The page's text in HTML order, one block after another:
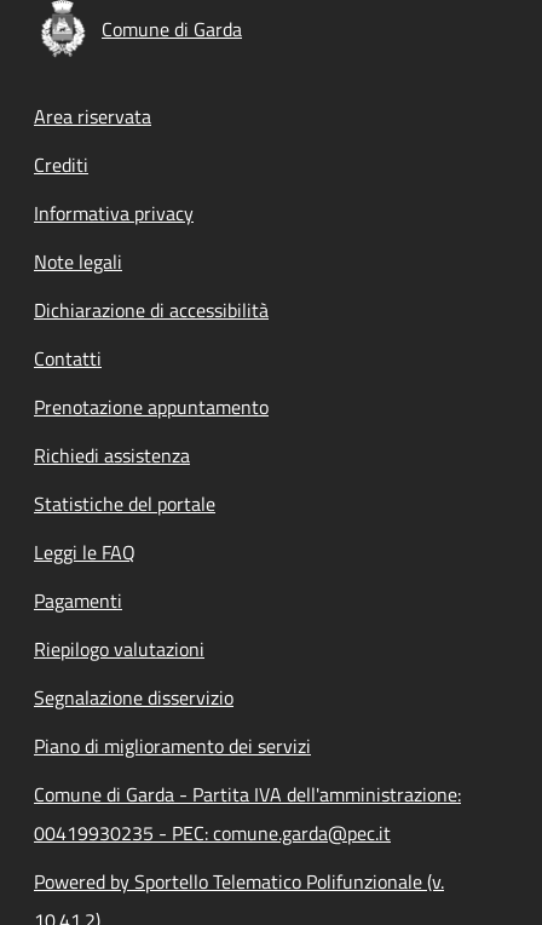
Comune di Garda
Footer menu
Area riservata
Crediti
Informativa privacy
Note legali
Dichiarazione di accessibilità
Contatti
Prenotazione appuntamento
Richiedi assistenza
Statistiche del portale
Leggi le FAQ
Pagamenti
Riepilogo valutazioni
Segnalazione disservizio
Piano di miglioramento dei servizi
Comune di Garda - Partita IVA dell'amministrazione:
00419930235 - PEC: comune.garda@pec.it
Powered by Sportello Telematico Polifunzionale (v.